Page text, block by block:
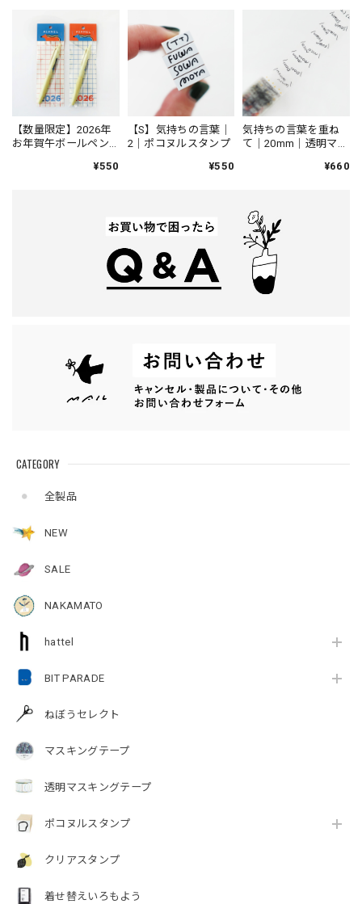
CATEGORY
全製品
NEW
SALE
NAKAMATO
hattel
BIT PARADE
ねぼうセレクト
マスキングテープ
透明マスキングテープ
ポコヌルスタンプ
クリアスタンプ
着せ替えいろもよう
【数量限定】2026年
お年賀午ボールペン
¥550
【S】気持ちの言葉｜
2｜ポコヌルスタンプ
¥550
気持ちの言葉を重ね
て｜20mm｜透明マス
¥660